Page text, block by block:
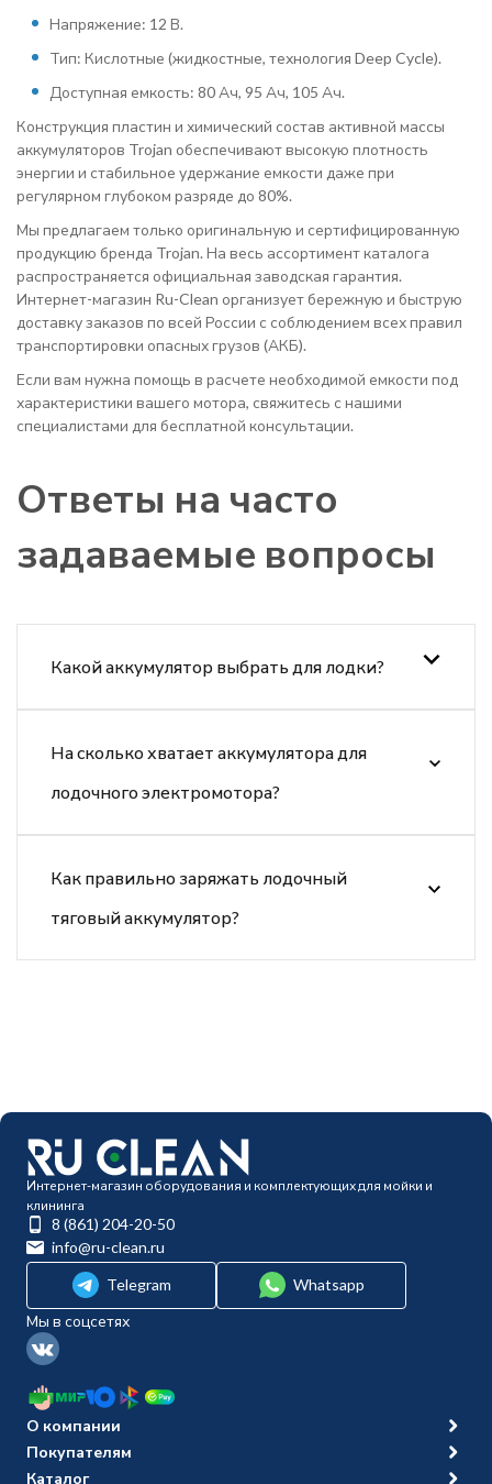
Напряжение: 12 В.
Тип: Кислотные (жидкостные, технология Deep Cycle).
Доступная емкость: 80 Ач, 95 Ач, 105 Ач.
Конструкция пластин и химический состав активной массы
аккумуляторов Trojan обеспечивают высокую плотность
энергии и стабильное удержание емкости даже при
регулярном глубоком разряде до 80%.
Мы предлагаем только оригинальную и сертифицированную
продукцию бренда Trojan. На весь ассортимент каталога
распространяется официальная заводская гарантия.
Интернет-магазин Ru-Clean организует бережную и быструю
доставку заказов по всей России с соблюдением всех правил
транспортировки опасных грузов (АКБ).
Если вам нужна помощь в расчете необходимой емкости под
характеристики вашего мотора, свяжитесь с нашими
специалистами для бесплатной консультации.
Ответы на часто
задаваемые вопросы
Какой аккумулятор выбрать для лодки?
На сколько хватает аккумулятора для
лодочного электромотора?
Как правильно заряжать лодочный
тяговый аккумулятор?
Интернет-магазин оборудования и комплектующих для мойки и
клининга
8 (861) 204-20-50
info@ru-clean.ru
Telegram
Whatsapp
Мы в соцсетях
О компании
Покупателям
Каталог